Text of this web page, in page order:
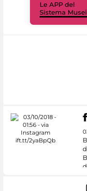
Le APP del
Sistema Musei